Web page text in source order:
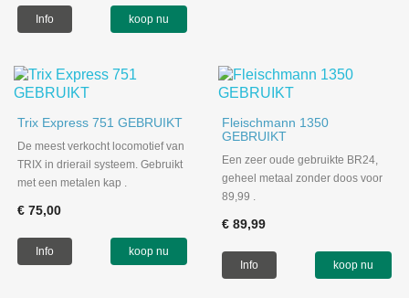
Info koop nu
Trix Express 751 GEBRUIKT
De meest verkocht locomotief van
TRIX in drierail systeem. Gebruikt
met een metalen kap .
€ 75,00
Info koop nu
Fleischmann 1350
GEBRUIKT
Een zeer oude gebruikte BR24,
geheel metaal zonder doos voor
89,99 .
€ 89,99
Info koop nu